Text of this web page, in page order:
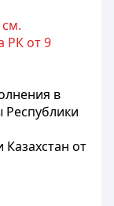
РК от 9
в
Казахстан от